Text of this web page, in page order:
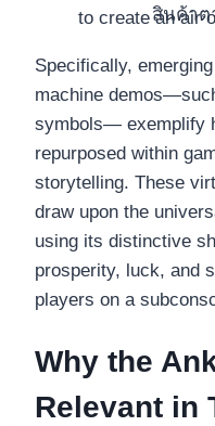
สินค้าต
to create an air
Specifically,
machine
symbols— exemplify
repurposed within
storytelling. These
draw upon the
using its distinctive
prosperity, luck, and
players on a
Why the
Relevant in